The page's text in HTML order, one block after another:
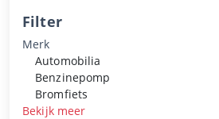
Filter
Merk
Automobilia
Benzinepomp
Bromfiets
Bekijk meer